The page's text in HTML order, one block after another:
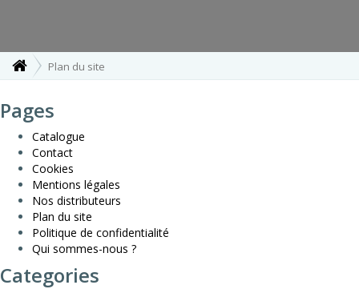
Plan du site
Pages
Catalogue
Contact
Cookies
Mentions légales
Nos distributeurs
Plan du site
Politique de confidentialité
Qui sommes-nous ?
Categories